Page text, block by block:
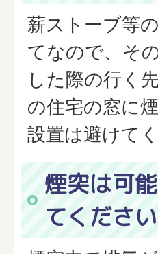
薪ストーブ等
てなので、そ
した際の行く
の住宅の窓に
設置は避けて
煙突は可
てください